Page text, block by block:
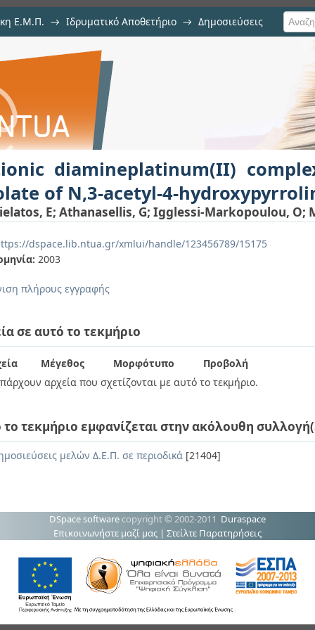
Ε.Μ.Π. → Ιδρυματικό Αποθετήριο → Δημοσιεύσεις
complexes
2-one
diamineplatinum(II)
of N,3-acetyl-4-
E; Athanasellis, G; Igglessi-Markopoulou, O;
dspace.lib.ntua.gr/xmlui/handle/123456789/15175
2003
πλήρους εγγραφής
σε αυτό το τεκμήριο
Μέγεθος Μορφότυπο
Προβολή
αρχεία που σχετίζονται με αυτό το τεκμήριο.
το τεκμήριο εμφανίζεται στην ακόλουθη
μελών Δ.Ε.Π. σε περιοδικά [21404]
DSpace software copyright © 2002-2011 Duraspace
Επικοινωνήστε μαζί μας | Στείλτε Παρατηρήσεις